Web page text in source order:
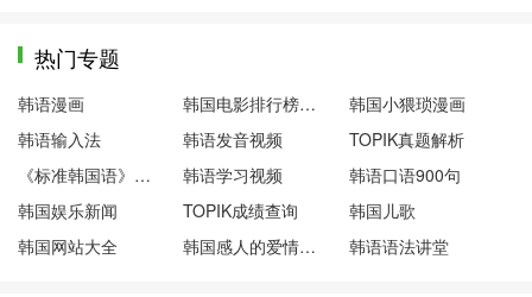
热门专题
韩语漫画 韩国电影排行榜前十名
韩国小猥琐漫画
韩语输入法
韩语发音视频
TOPIK真题解析
《标准韩国语》第一册
韩语学习视频
韩语口语900句
韩国娱乐新闻
TOPIK成绩查询
韩国儿歌
韩国网站大全
韩国感人的爱情电影 韩语语法讲堂